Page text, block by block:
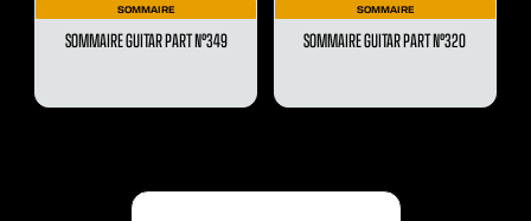
SOMMAIRE
SOMMAIRE GUITAR PART N°349
SOMMAIRE
SOMMAIRE GUITAR PART N°320